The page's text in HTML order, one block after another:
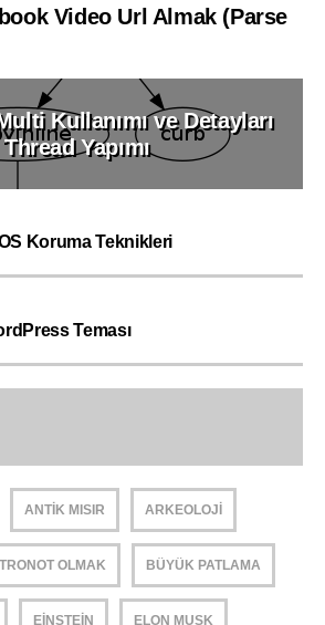
Video Url Almak (Parse
Kullanımı ve Detayları
Thread Yapımı
Koruma Teknikleri
Teması
ANTIK MISIR ARKEOLOJI
OLMAK BÜYÜK PATLAMA
EINSTEIN ELON MUSK